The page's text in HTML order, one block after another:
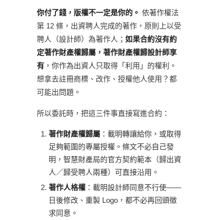
你付了錢，版權不一定是你的。 依著作權法
第 12 條，出資聘人完成的著作，原則上以受
聘人（設計師）為著作人； 如果合約沒有約
定著作財產權歸屬，著作財產權歸設計師享
有 ，你作為出資人只取得「利用」的權利。
想拿去註冊商標、改作、授權他人使用？都
可能出問題。
所以委託時，把這三件事直接寫進合約：
著作財產權歸屬 ：載明轉讓給你，或取得
足夠範圍的專屬授權。條文不必自己發
明，智慧財產局的官方契約範本（歸出資
人／歸受聘人兩種）可直接沿用。
著作人格權 ：載明設計師同意不行使——
日後修改、重製 Logo，都不必再回頭徵
求同意。